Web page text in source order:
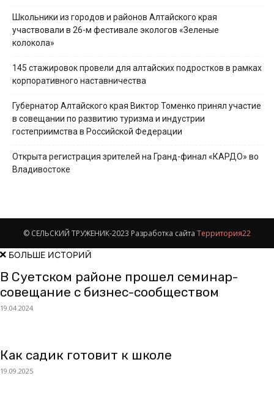
Школьники из городов и районов Алтайского края
участвовали в 26-м фестивале экологов «Зеленые
колокола»
145 стажировок провели для алтайских подростков в рамках
корпоративного наставничества
Губернатор Алтайского края Виктор Томенко принял участие
в совещании по развитию туризма и индустрии
гостеприимства в Российской Федерации
Открыта регистрация зрителей на Гранд-финал «КАРДО» во
Владивостоке
© СЕЛЬСКИЙ ТРУЖЕНИК-2023 Разработка сайта Территория22
БОЛЬШЕ ИСТОРИЙ
В Суетском районе прошел семинар-
совещание с бизнес-сообществом
19.04.2024
Как садик готовит к школе
19.09.2025